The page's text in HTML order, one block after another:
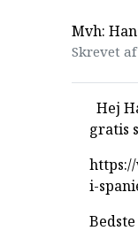
Mvh:
Skrevet af
Hej
gratis
i-